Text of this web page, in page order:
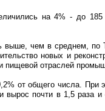
на 4% - до
выше, чем в среднем, по
новых и
пищевой отраслей
от общего числа. При
вырос почти в 1,5 раза и